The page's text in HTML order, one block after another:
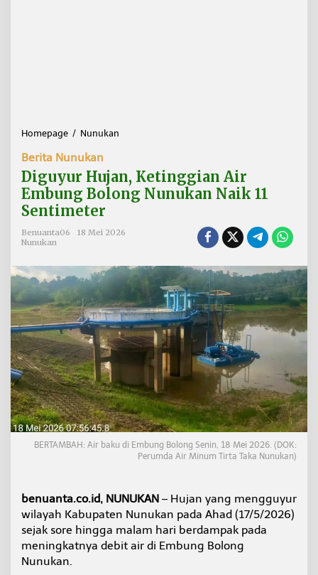
Homepage / Nunukan
u
y
u
u
n
K
e
t
i
n
i
a
n
A
u
n
g
B
Berita Nunukan
Diguyur Hujan, Ketinggian Air
Embung Bolong Nunukan Naik 11
Sentimeter
Benuanta06
18 Mei 2026
Nunukan
BERTAMBAH: Air baku di Embung Bolong Senin, 18 Mei 2026. (DOK:
Perumda Air Minum Tirta Taka Nunukan)
benuanta.co.id, NUNUKAN – Hujan yang mengguyur
wilayah Kabupaten Nunukan pada Ahad (17/5/2026)
sejak sore hingga malam hari berdampak pada
meningkatnya debit air di Embung Bolong
Nunukan.